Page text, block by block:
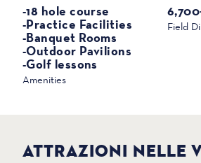
SPORT
Amenities
-18 hole course
-Practice Facilities
-Banquet Rooms
-Outdoor Pavilions
-Golf lessons
Field
ATTRAZIONI NELLE